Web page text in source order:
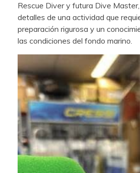
Rescue Diver y futura Dive
detalles de una actividad que
preparación rigurosa y un
las condiciones del fondo marino.